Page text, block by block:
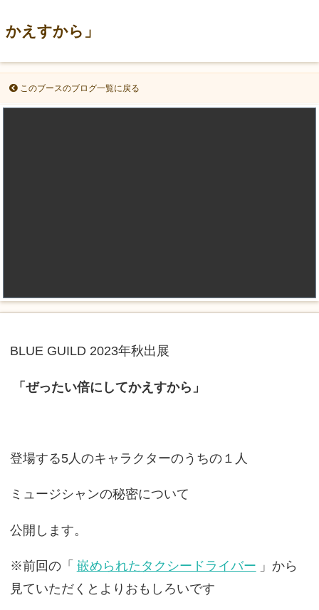
かえすから」
このブースのブログ一覧に戻る
BLUE GUILD 2023年秋出展
「ぜったい倍にしてかえすから」
登場する5人のキャラクターのうちの１人
ミュージシャンの秘密について
公開します。
※前回の「 嵌められたタクシードライバー 」から
見ていただくとよりおもしろいです